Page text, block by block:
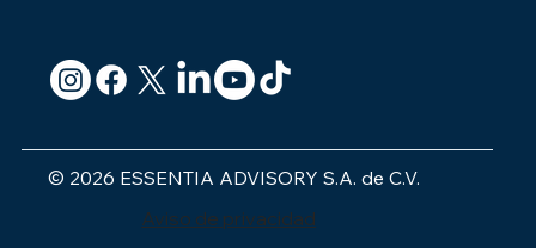
© 2026 ESSENTIA ADVISORY S.A. de C.V.
Aviso de privacidad